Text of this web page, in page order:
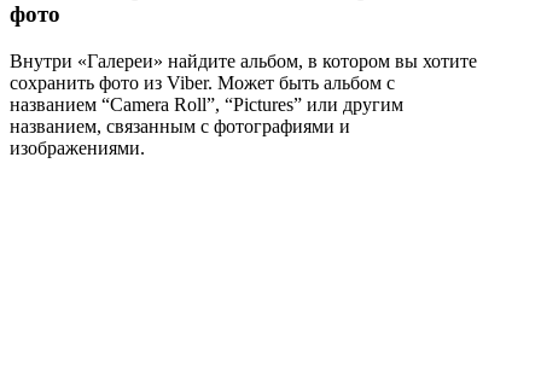
фото
Внутри «Галереи» найдите альбом, в котором вы хотите
сохранить фото из Viber. Может быть альбом с
названием “Camera Roll”, “Pictures” или другим
названием, связанным с фотографиями и
изображениями.